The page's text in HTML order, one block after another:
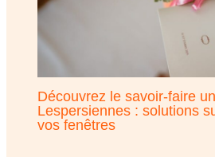
Découvrez le savoir-faire
Lespersiennes : solutions
vos fenêtres